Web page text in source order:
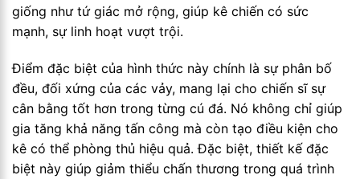
giống như tứ giác mở rộng, giúp kê chiến có sức
mạnh, sự linh hoạt vượt trội.
Điểm đặc biệt của hình thức này chính là sự phân bố
đều, đối xứng của các vảy, mang lại cho chiến sĩ sự
cân bằng tốt hơn trong từng cú đá. Nó không chỉ giúp
gia tăng khả năng tấn công mà còn tạo điều kiện cho
kê có thể phòng thủ hiệu quả. Đặc biệt, thiết kế đặc
biệt này giúp giảm thiểu chấn thương trong quá trình